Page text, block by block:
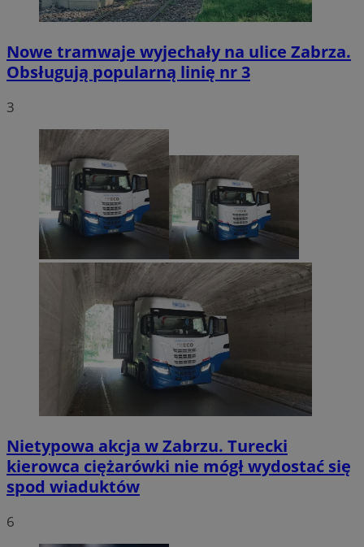
Nowe tramwaje wyjechały na ulice Zabrza.
Obsługują popularną linię nr 3
3
Nietypowa akcja w Zabrzu. Turecki
kierowca ciężarówki nie mógł wydostać się
spod wiaduktów
6